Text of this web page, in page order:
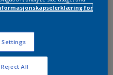
farge 2025
Sweet Embrace™
of the Year 2022 (40
COLOURS
for
Settings
Reject All